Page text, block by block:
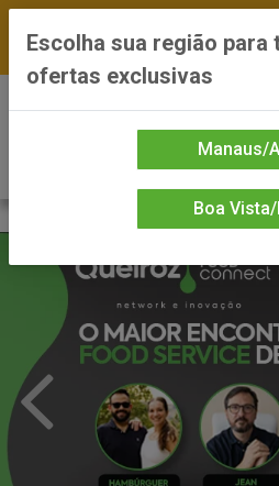
*Preços exclusivos do site —
Escolha sua região para
ofertas exclusivas
Manaus/
Boa Vista/